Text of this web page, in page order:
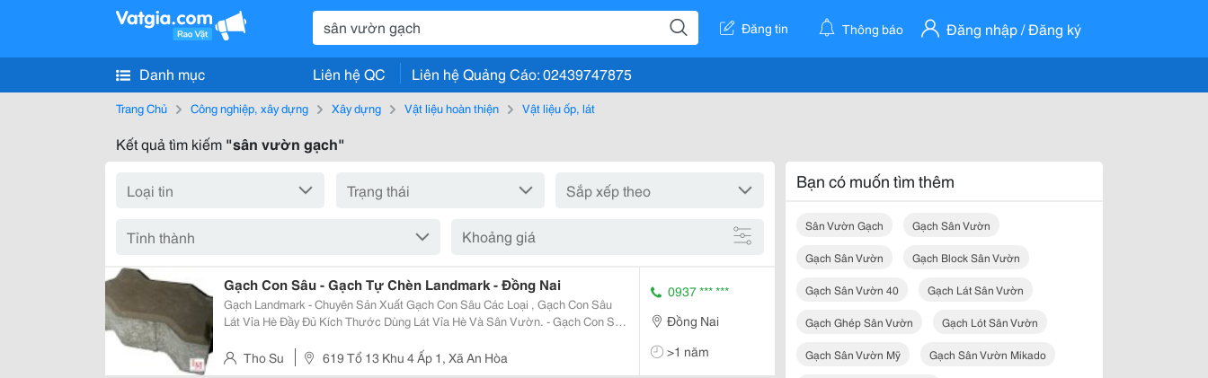
Đăng tin Thông báo Đăng nhập / Đăng ký
Danh mục Liên hệ QC Liên hệ Quảng Cáo: 02439747875
Trang Chủ Công nghiệp, xây dựng Xây dựng Vật liệu hoàn thiện Vật liệu ốp, lát
Kết quả tìm kiếm "sân vườn gạch"
Khoảng giá
Gạch Con Sâu - Gạch Tự Chèn Landmark - Đồng Nai
Gạch Landmark - Chuyên Sản Xuất Gạch Con Sâu Các Loại , Gạch Con Sâu
Lát Vỉa Hè Đầy Đủ Kích Thước Dùng Lát Vỉa Hè Và Sân Vườn. - Gạch Con Sâu
Nhám 100Mm Mác 450 - Gạch C
Tho Su 619 Tổ 13 Khu 4 Ấp 1, Xã An Hòa
0937 *** ***
Đồng Nai
>1 năm
Bạn có muốn tìm thêm
Sân Vườn Gạch Gạch Sân Vườn
Gạch Sân Vườn Gạch Block Sân Vườn
Gạch Sân Vườn 40 Gạch Lát Sân Vườn
Gạch Ghép Sân Vườn Gạch Lót Sân Vườn
Gạch Sân Vườn Mỹ Gạch Sân Vườn Mikado